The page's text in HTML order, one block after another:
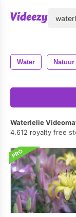
Water Natuur
Waterlelie
4.612 royalty free